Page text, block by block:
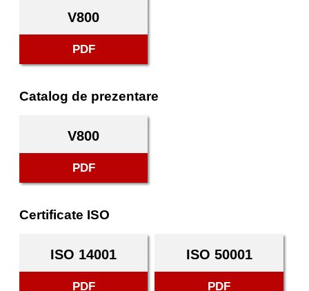
V800
PDF
Catalog de prezentare
V800
PDF
Certificate ISO
ISO 14001
PDF
ISO 50001
PDF